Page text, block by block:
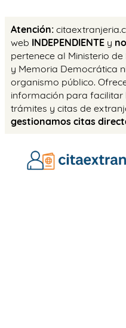
Atención:
web INDEPENDIENTE y
pertenece al Ministerio
y Memoria Democrática
organismo público.
información para facilitar
trámites y citas de
gestionamos citas